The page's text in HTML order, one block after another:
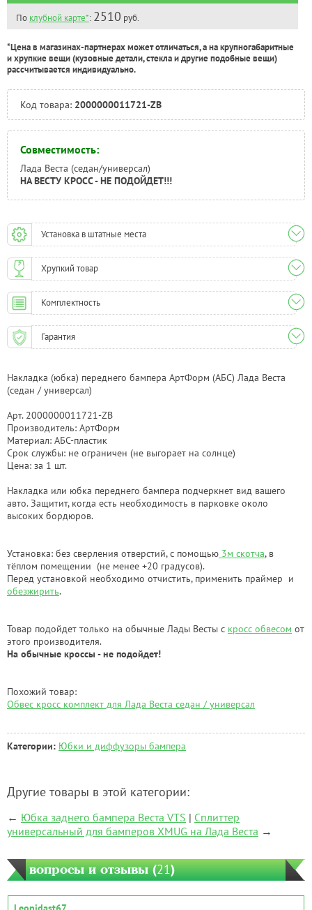
По клубной карте*: 2510 руб.
*Цена в магазинах-партнерах может отличаться, а на крупногабаритные
и хрупкие вещи (кузовные детали, стекла и другие подобные вещи)
рассчитывается индивидуально.
Код товара: 2000000011721-ZB
Совместимость:
Лада Веста (седан/универсал)
НА ВЕСТУ КРОСС - НЕ ПОДОЙДЕТ!!!
Установка в штатные места
Хрупкий товар
Комплектность
Гарантия
Накладка (юбка) переднего бампера АртФорм (АБС) Лада Веста
(седан / универсал)
Арт. 2000000011721-ZB
Производитель: АртФорм
Материал: АБС-пластик
Срок службы: не ограничен (не выгорает на солнце)
Цена: за 1 шт.
Накладка или юбка переднего бампера подчеркнет вид вашего
авто. Защитит, когда есть необходимость в парковке около
высоких бордюров.
Установка: без сверления отверстий, с помощью 3м скотча, в
тёплом помещении (не менее +20 градусов).
Перед установкой необходимо отчистить, применить праймер и
обезжирить.
Товар подойдет только на обычные Лады Весты с кросс обвесом от
этого производителя.
На обычные кроссы - не подойдет!
Похожий товар:
Обвес кросс комплект для Лада Веста седан / универсал
Категории: Юбки и диффузоры бампера
Другие товары в этой категории:
← Юбка заднего бампера Веста VTS | Сплиттер
универсальный для бамперов XMUG на Лада Веста →
вопросы и отзывы (21)